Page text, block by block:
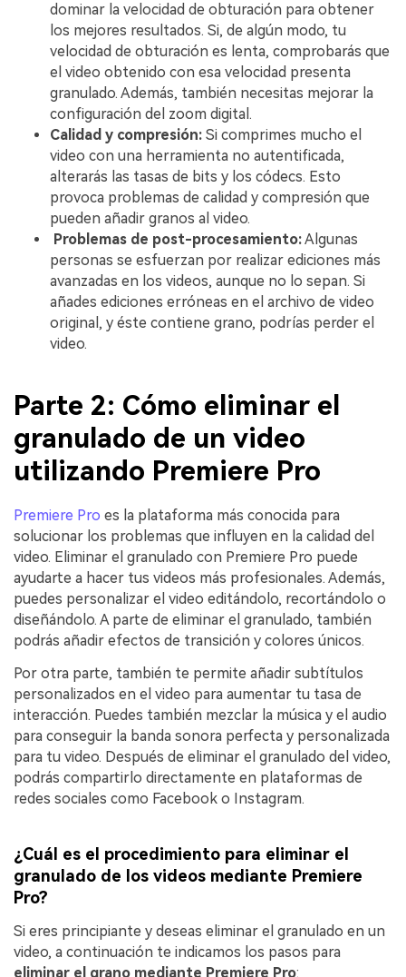
dominar la velocidad de obturación para obtener
los mejores resultados. Si, de algún modo, tu
velocidad de obturación es lenta, comprobarás que
el video obtenido con esa velocidad presenta
granulado. Además, también necesitas mejorar la
configuración del zoom digital.
󠀰Calidad y compresión: Si comprimes mucho el
video con una herramienta no autentificada,
alterarás las tasas de bits y los códecs. Esto
provoca problemas de calidad y compresión que
pueden añadir granos al video.
󠀰 Problemas de post-procesamiento:Algunas
personas se esfuerzan por realizar ediciones más
avanzadas en los videos, aunque no lo sepan. Si
añades ediciones erróneas en el archivo de video
original, y éste contiene grano, podrías perder el
video.
Parte 2: Cómo eliminar el
granulado de un video
utilizando Premiere Pro
󠀰Premiere Pro es la plataforma más conocida para
solucionar los problemas que influyen en la calidad del
video.󠀲󠀡󠀥󠀦󠀣󠀣󠀤󠀦󠀤󠀳󠀰 Eliminar el granulado con Premiere Pro puede
ayudarte a hacer tus videos más profesionales. Además,
puedes personalizar el video editándolo, recortándolo o
diseñándolo. A parte de eliminar el granulado, también
podrás añadir efectos de transición y colores únicos.
Por otra parte, también te permite añadir subtítulos
personalizados en el video para aumentar tu tasa de
interacción. Puedes también mezclar la música y el audio
para conseguir la banda sonora perfecta y personalizada
para tu video. Después de eliminar el granulado del video,
podrás compartirlo directamente en plataformas de
redes sociales como Facebook o Instagram.
¿Cuál es el procedimiento para eliminar el
granulado de los videos mediante Premiere
Pro?
󠀰Si eres principiante y deseas eliminar el granulado en un
video, a continuación te indicamos los pasos para
eliminar el grano mediante Premiere Pro: